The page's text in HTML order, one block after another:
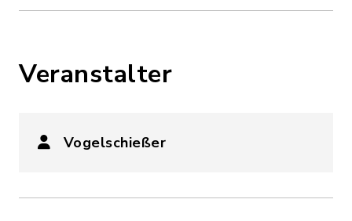
Veranstalter
Vogelschießer